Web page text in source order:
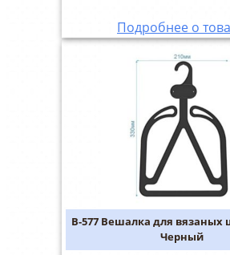
Подробнее о
В-577 Вешалка для вязаных
Черный